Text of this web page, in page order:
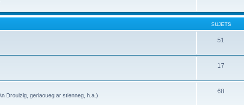
SUJETS
51
17
Drouizig, geriaoueg ar stlenneg, h.a.)
68